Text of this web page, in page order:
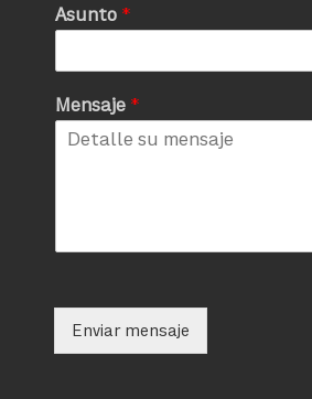
Asunto *
Mensaje *
Enviar mensaje